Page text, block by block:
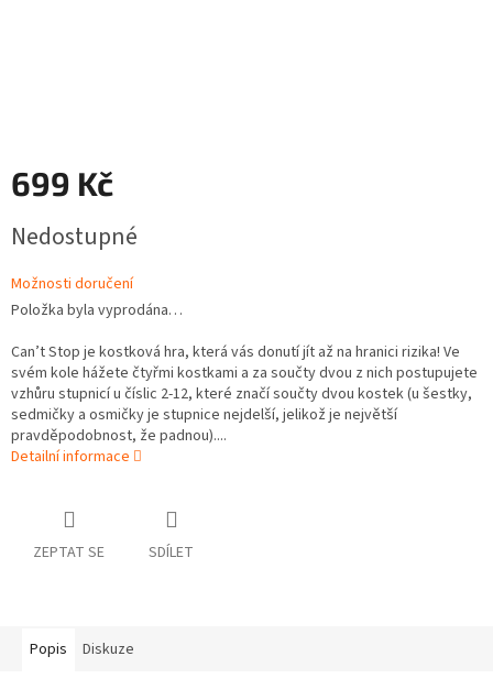
699 Kč
cena:
Nedostupné
Možnosti doručení
Položka byla vyprodána…
Can’t Stop je kostková hra, která vás donutí jít až na hranici rizika! Ve
svém kole hážete čtyřmi kostkami a za součty dvou z nich postupujete
vzhůru stupnicí u číslic 2-12, které značí součty dvou kostek (u šestky,
sedmičky a osmičky je stupnice nejdelší, jelikož je největší
pravděpodobnost, že padnou)....
Detailní informace
ZEPTAT SE SDÍLET
Popis Diskuze